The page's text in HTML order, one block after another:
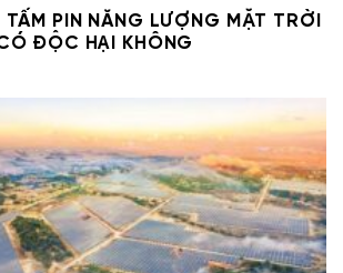
TẤM PIN NĂNG LƯỢNG MẶT TRỜI
ĐỘC HẠI KHÔNG